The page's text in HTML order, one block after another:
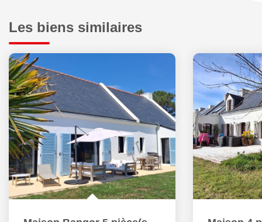
Les biens similaires